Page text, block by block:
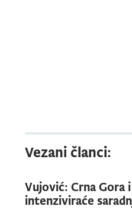
Vezani članci:
Vujović: Crna Gora
intenziviraće